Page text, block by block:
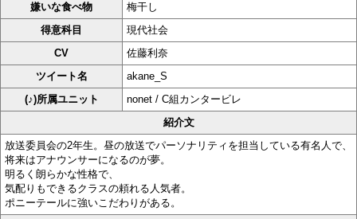
嫌いな食べ物
梅干し
得意科目
現代社会
CV
佐藤利奈
ツイート名
akane_S
(♪)所属ユニット
nonet / C組カンタービレ
紹介文
放送委員会の2年生。昼の放送でパーソナリティを担当している有名人で、
将来はアナウンサーになるのが夢。
明るく朗らかな性格で、
気配りもできるクラスの頼れる人気者。
ポニーテールに強いこだわりがある。